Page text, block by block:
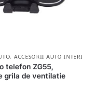
, ACCESORII AUTO INTERIOR
telefon ZG55,
grila de ventilatie